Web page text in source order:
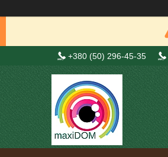
+380 (50) 296-45-35